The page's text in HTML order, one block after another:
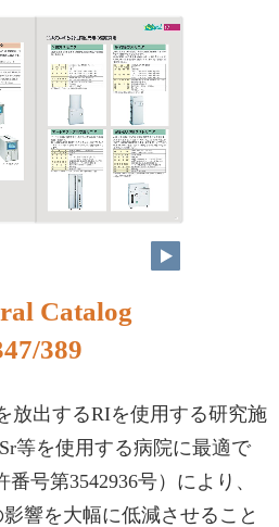
331
Catalog
389
放出するRIを使用する研究施
等を使用する病院に最適で
号第3542936号）により、
響を大幅に低減させること